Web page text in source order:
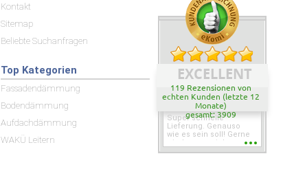
Kontakt
Sitemap
Beliebte Suchanfragen
Top Kategorien
Fassadendämmung
Bodendämmung
Aufdachdämmung
WAKÜ Leitern
EXCELLENT
119 Rezensionen von
echten Kunden (letzte 12
Monate)
gesamt: 3909
Super schnelle
Lieferung. Genauso
wie es sein soll! Gerne
wieder wenn ich was